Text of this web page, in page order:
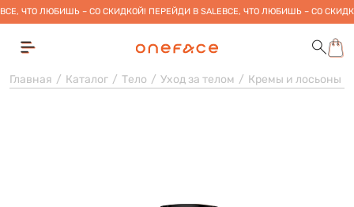
ВСЕ, ЧТО ЛЮБИШЬ – СО СКИДКОЙ! ПЕРЕЙДИ В SALEВСЕ, ЧТО ЛЮБИШЬ – СО
Главная Каталог Тело Уход за телом Кремы и лосьоны